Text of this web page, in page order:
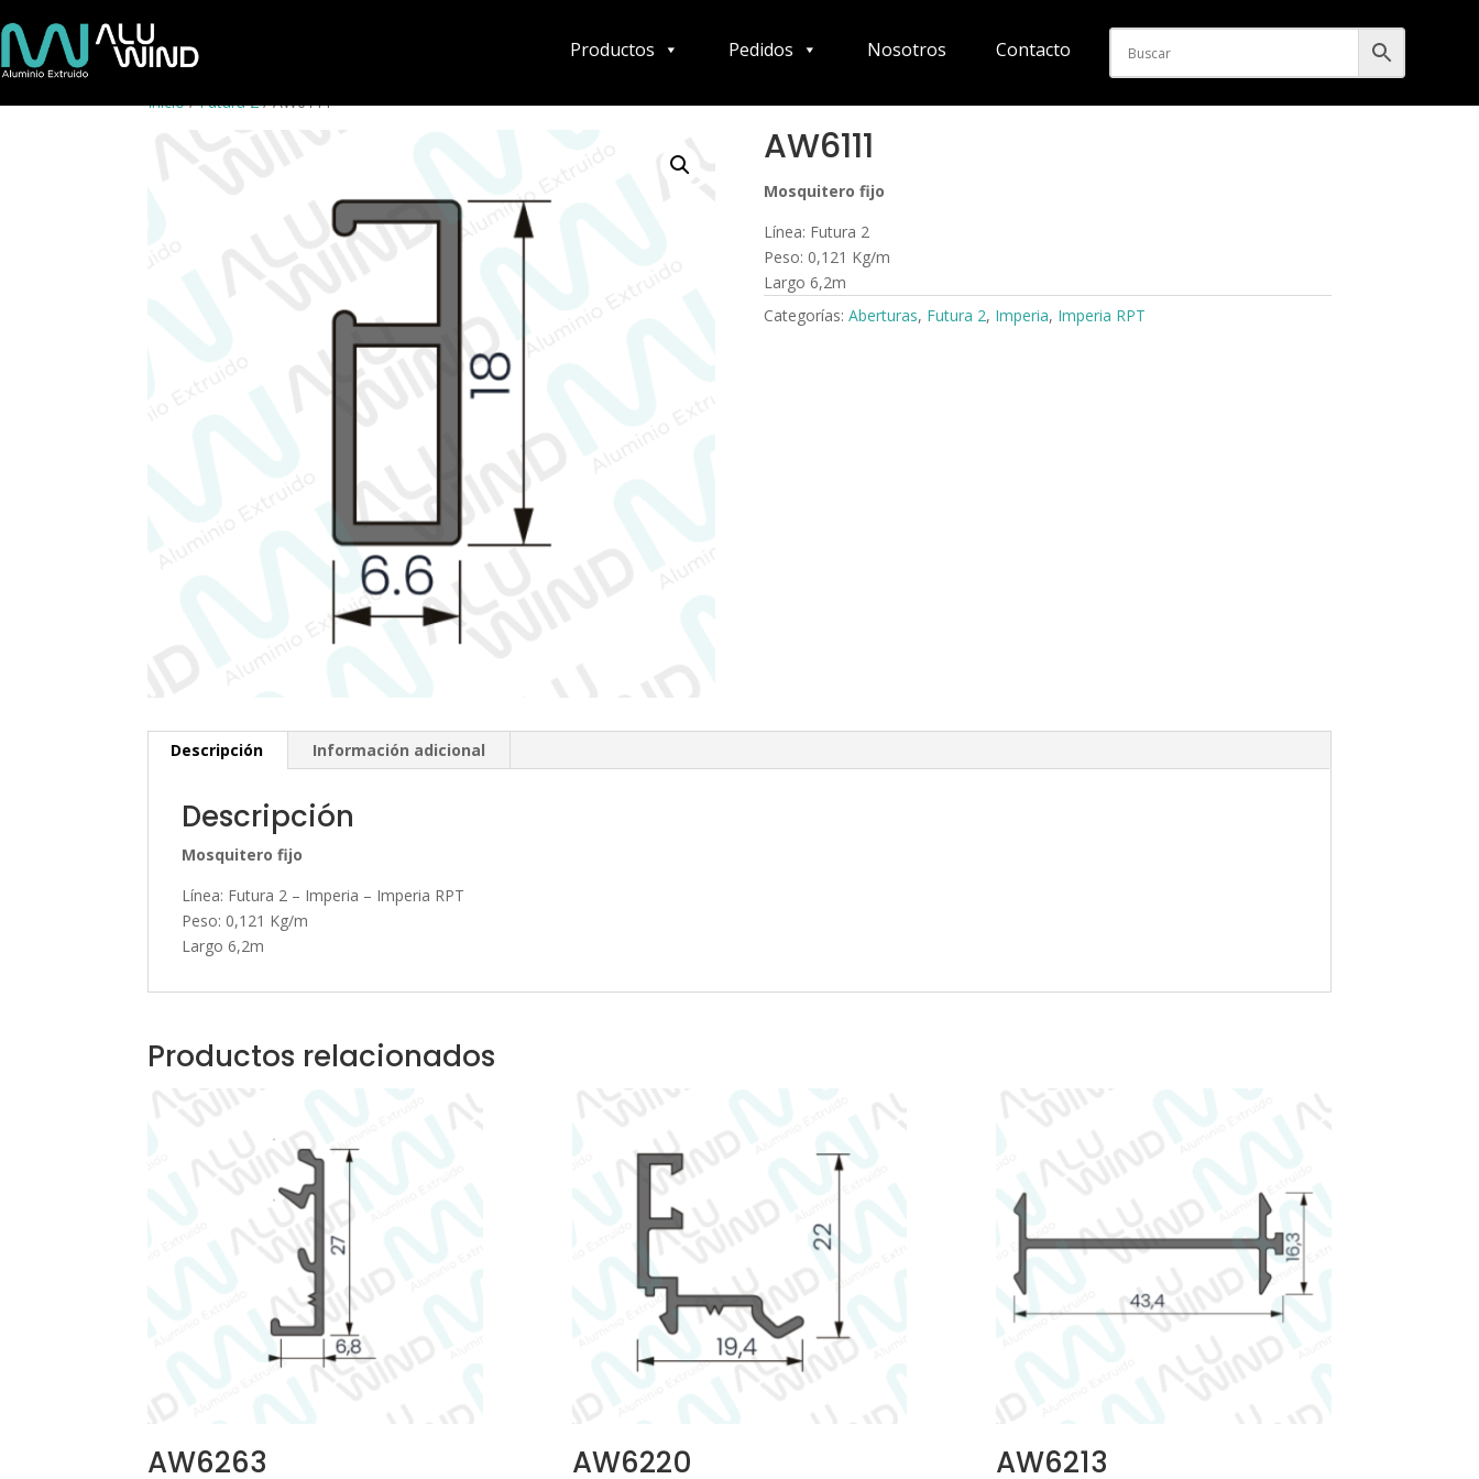
Productos Pedidos Nosotros Contacto
Inicio/Futura 2/ AW6111
AW6111
Mosquitero fijo
Línea: Futura 2
Peso: 0,121 Kg/m
Largo 6,2m
Categorías: Aberturas, Futura 2, Imperia, Imperia RPT
Descripción Información adicional
Descripción
Mosquitero fijo
Línea: Futura 2 – Imperia – Imperia RPT
Peso: 0,121 Kg/m
Largo 6,2m
Productos relacionados
AW6263 AW6220 AW6213